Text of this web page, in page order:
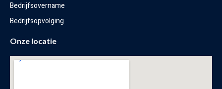
Bedrijfsovername
Bedrijfsopvolging
Onze locatie